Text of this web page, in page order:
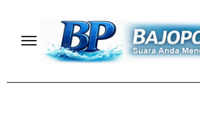
content